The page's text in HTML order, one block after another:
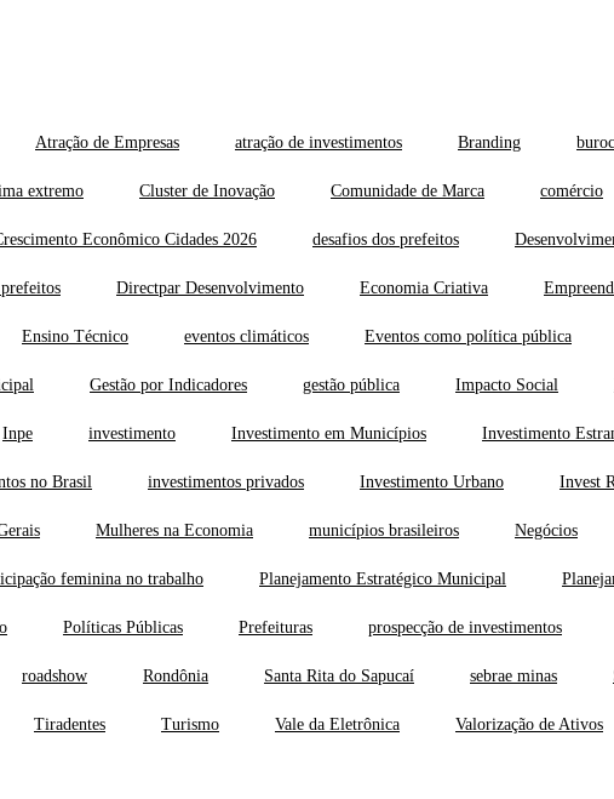
Atração de Empresas atração de investimentos Branding
extremo Cluster de Inovação Comunidade de Marca comércio
Econômico Cidades 2026 desafios dos prefeitos
Directpar Desenvolvimento Economia Criativa
Ensino Técnico eventos climáticos Eventos como política pública
Gestão por Indicadores gestão pública Impacto Social
Inpe investimento Investimento em Municípios Investimento
no Brasil investimentos privados Investimento Urbano Invest
Mulheres na Economia municípios brasileiros Negócios
feminina no trabalho Planejamento Estratégico Municipal
Políticas Públicas Prefeituras prospecção de investimentos
roadshow Rondônia Santa Rita do Sapucaí sebrae minas
Tiradentes Turismo Vale da Eletrônica Valorização de Ativos